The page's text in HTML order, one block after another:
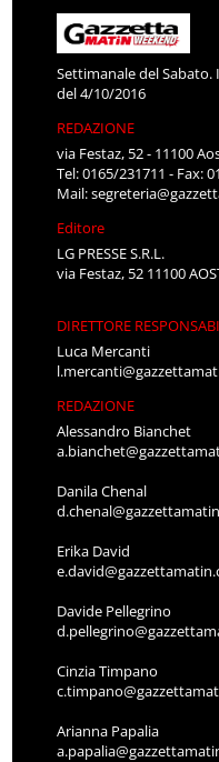
Settimanale del Sabato.
del 4/10/2016
REDAZIONE
via Festaz, 52 - 11100
Tel: 0165/231711 - Fax:
Mail:
Editore
LG PRESSE S.R.L.
via Festaz, 52 11100
DIRETTORE
Luca Mercanti
REDAZIONE
Alessandro Bianchet
Danila Chenal
Erika David
Davide Pellegrino
Cinzia Timpano
Arianna Papalia